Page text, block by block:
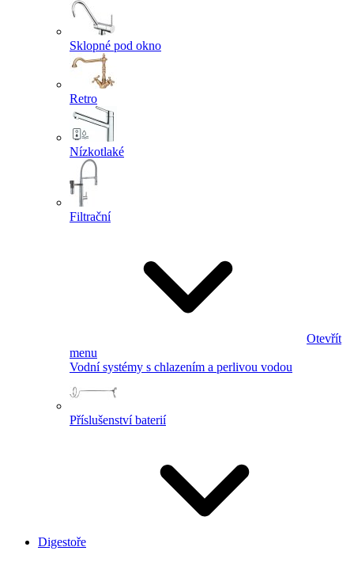
Sklopné pod okno
Retro
Nízkotlaké
Filtrační
Otevřít
menu
Vodní systémy s chlazením a perlivou vodou
Příslušenství baterií
Digestoře